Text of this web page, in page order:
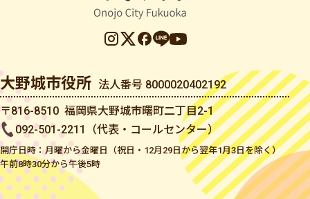
大野城市役所 法人番号 8000020402192
〒816-8510 福岡県大野城市曙町二丁目2-1
092-501-2211（代表・コールセンター）
開庁日時：月曜から金曜日（祝日・12月29日から翌年1月3日を除く）
午前8時30分から午後5時